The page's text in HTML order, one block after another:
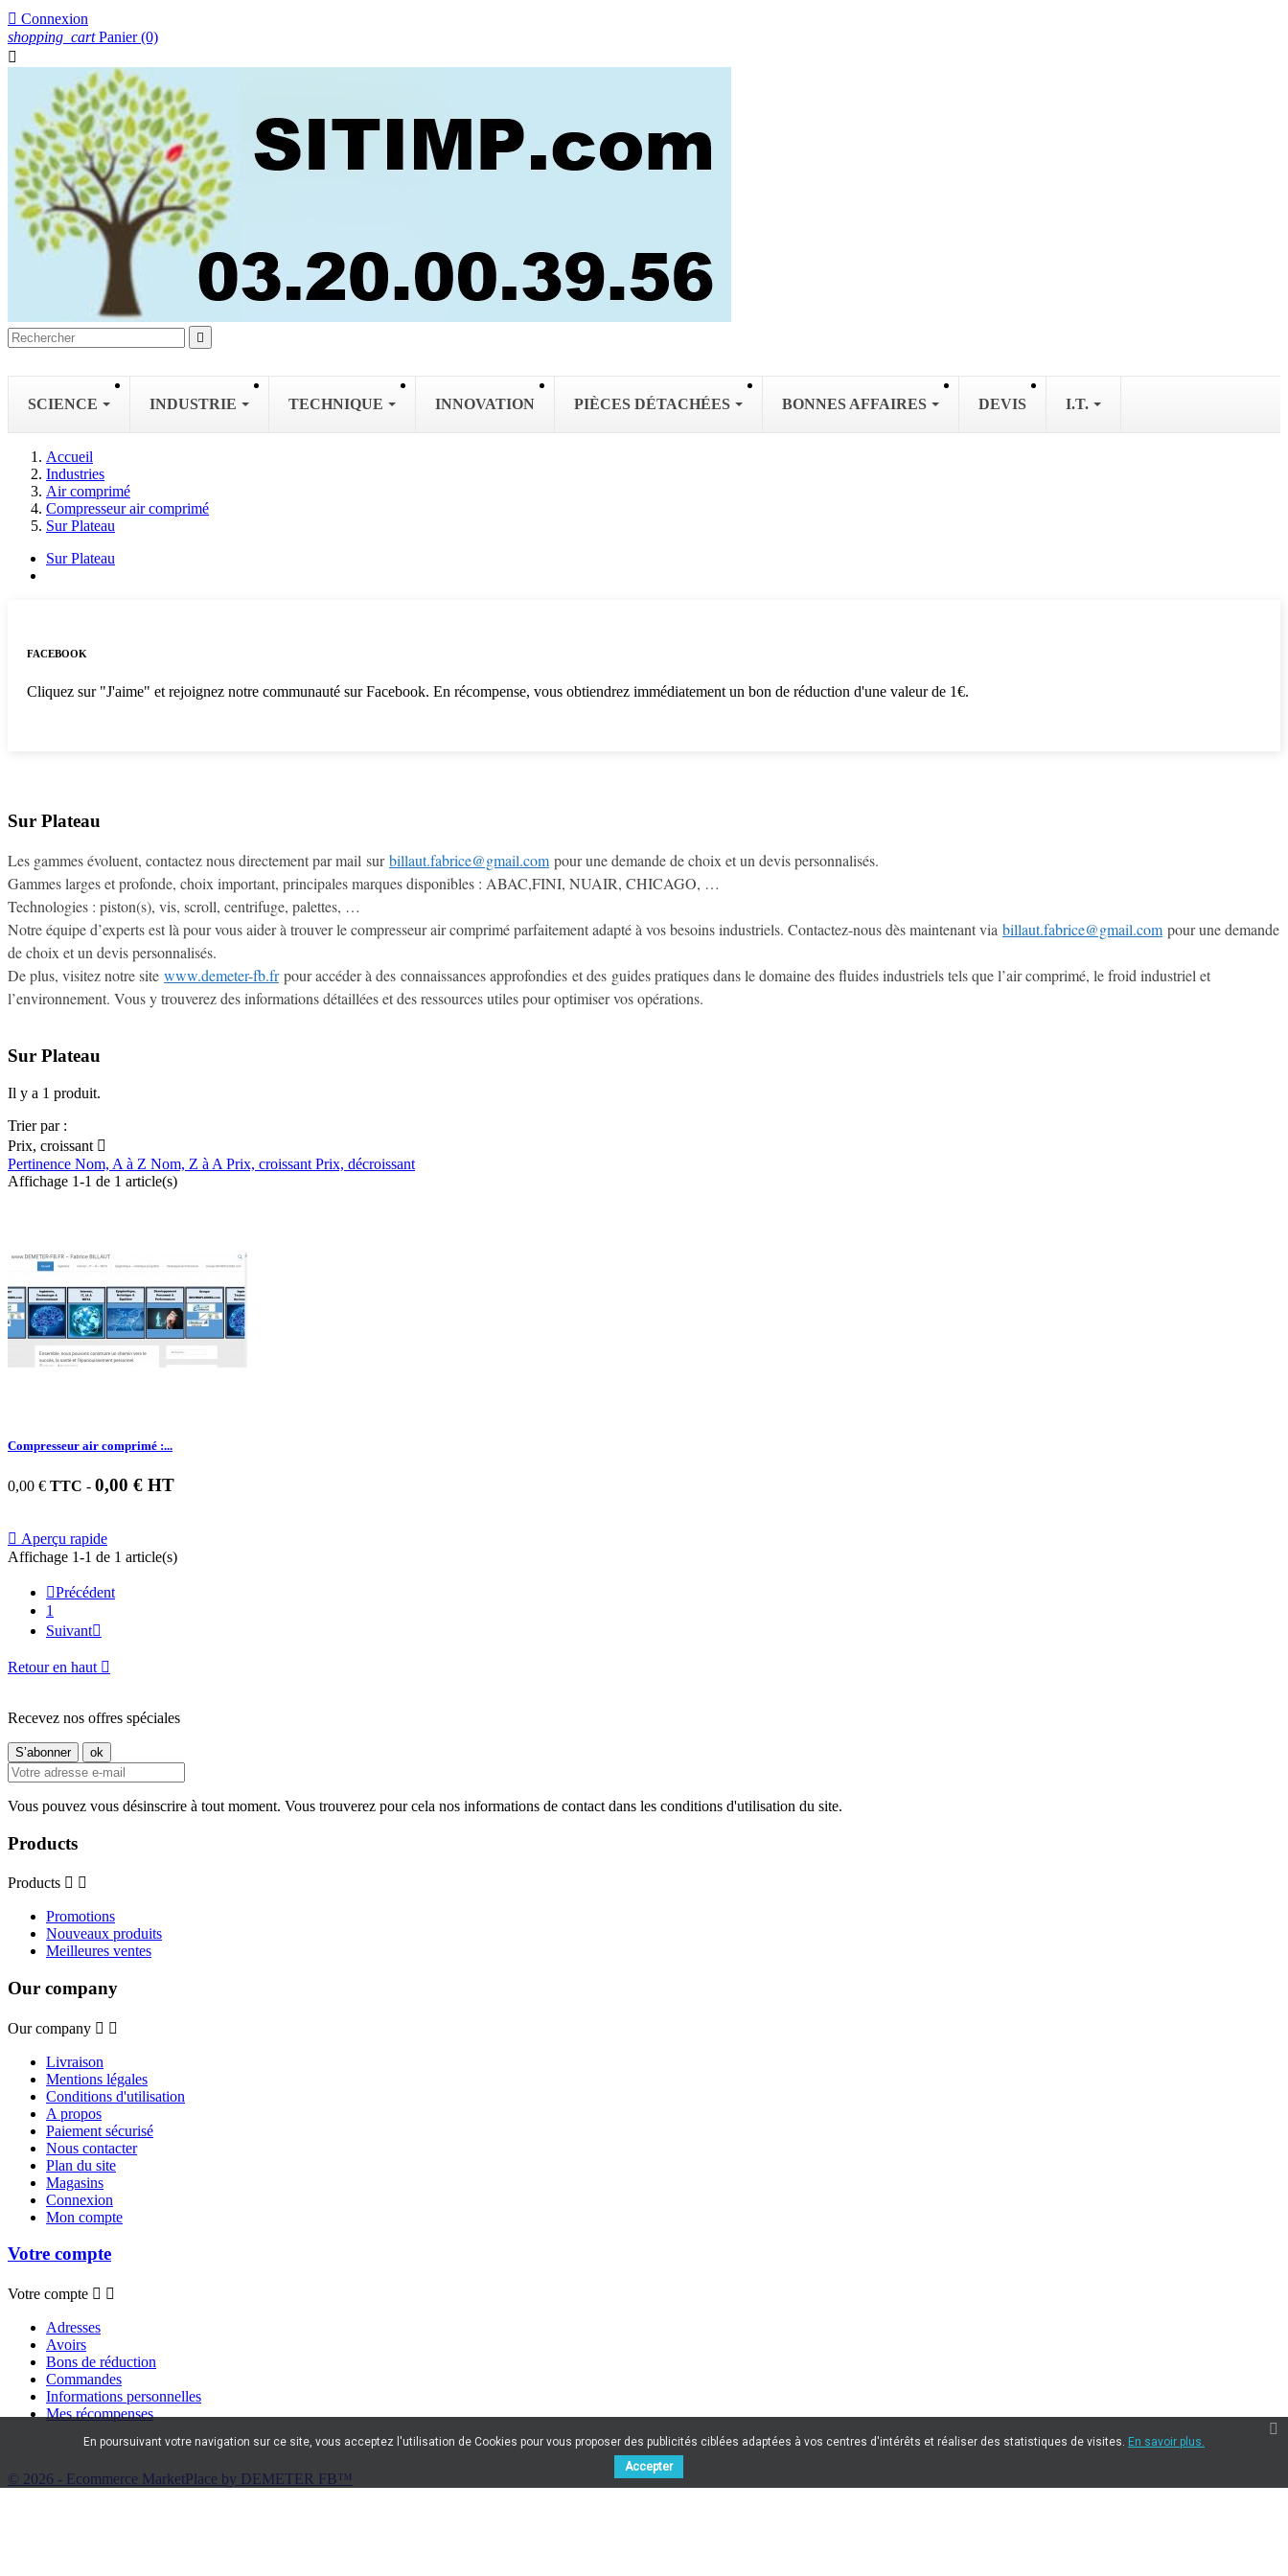
 Connexion
shopping_cart Panier (0)


SCIENCE INDUSTRIE TECHNIQUE INNOVATION PIÈCES DÉTACHÉES BONNES AFFAIRES DEVIS I.T.
Accueil
Industries
Air comprimé
Compresseur air comprimé
Sur Plateau
Sur Plateau
FACEBOOK
Cliquez sur "J'aime" et rejoignez notre communauté sur Facebook. En récompense, vous obtiendrez immédiatement un bon de réduction d'une valeur de 1€.
Sur Plateau
Les gammes évoluent, contactez nous directement par mail surbillaut.fabrice@gmail.com pour une demande de choix et un devis personnalisés.
Gammes larges et profonde, choix important, principales marques disponibles : ABAC,FINI, NUAIR, CHICAGO, …
Technologies : piston(s), vis, scroll, centrifuge, palettes, …
Notre équipe d’experts est là pour vous aider à trouver le compresseur air comprimé parfaitement adapté à vos besoins industriels. Contactez-nous dès maintenant via billaut.fabrice@gmail.com pour une demande
de choix et un devis personnalisés.
De plus, visitez notre site www.demeter-fb.frpour accéder à des connaissances approfondies et des guides pratiques dans le domaine des fluides industriels tels que l’air comprimé, le froid industriel et
l’environnement. Vous y trouverez des informations détaillées et des ressources utiles pour optimiser vos opérations.
Sur Plateau
Il y a 1 produit.
Trier par :
Prix, croissant 
Pertinence Nom, A à Z Nom, Z à A Prix, croissant Prix, décroissant
Affichage 1-1 de 1 article(s)
Compresseur air comprimé :...
0,00 € TTC - 0,00 € HT
 Aperçu rapide
Affichage 1-1 de 1 article(s)
Précédent
1
Suivant
Retour en haut 
Recevez nos offres spéciales
Vous pouvez vous désinscrire à tout moment. Vous trouverez pour cela nos informations de contact dans les conditions d'utilisation du site.
Products
Products  
Promotions
Nouveaux produits
Meilleures ventes
Our company
Our company  
Livraison
Mentions légales
Conditions d'utilisation
A propos
Paiement sécurisé
Nous contacter
Plan du site
Magasins
Connexion
Mon compte
Votre compte
Votre compte  
Adresses
Avoirs
Bons de réduction
Commandes
Informations personnelles
Mes récompenses
© 2026 - Ecommerce MarketPlace by DEMETER FB™
En poursuivant votre navigation sur ce site, vous acceptez l'utilisation de Cookies pour vous proposer des publicités ciblées adaptées à vos centres d'intérêts et réaliser des statistiques de visites. En savoir plus.
Accepter